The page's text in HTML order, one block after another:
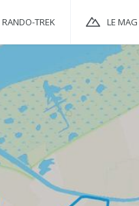
RANDO-TREK LE MAG